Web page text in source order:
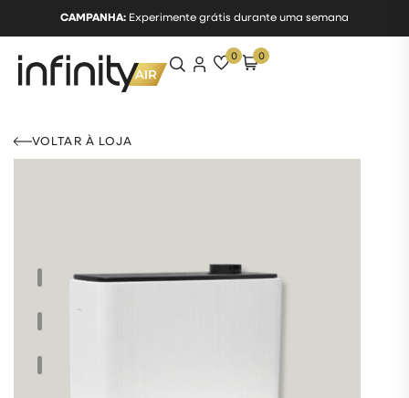
CAMPANHA: Experimente grátis durante uma semana
0 0
VOLTAR À LOJA